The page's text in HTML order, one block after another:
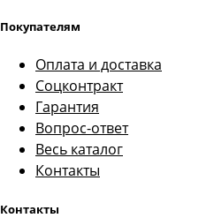
Покупателям
Оплата и доставка
Соцконтракт
Гарантия
Вопрос-ответ
Весь каталог
Контакты
Контакты